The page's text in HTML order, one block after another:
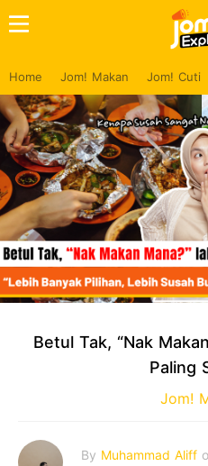
Home Jom! Makan Jom! Cuti
Betul Tak, “Nak
Paling
Jom!
By Muhammad Aliff